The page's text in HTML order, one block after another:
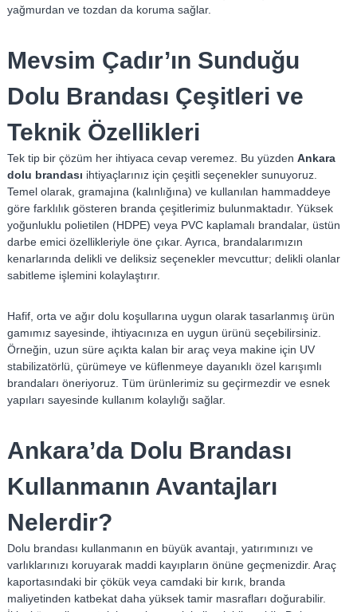
yağmurdan ve tozdan da koruma sağlar.
Mevsim Çadır’ın Sunduğu
Dolu Brandası Çeşitleri ve
Teknik Özellikleri
Tek tip bir çözüm her ihtiyaca cevap veremez. Bu yüzden Ankara
dolu brandası ihtiyaçlarınız için çeşitli seçenekler sunuyoruz.
Temel olarak, gramajına (kalınlığına) ve kullanılan hammaddeye
göre farklılık gösteren branda çeşitlerimiz bulunmaktadır. Yüksek
yoğunluklu polietilen (HDPE) veya PVC kaplamalı brandalar, üstün
darbe emici özellikleriyle öne çıkar. Ayrıca, brandalarımızın
kenarlarında delikli ve deliksiz seçenekler mevcuttur; delikli olanlar
sabitleme işlemini kolaylaştırır.
Hafif, orta ve ağır dolu koşullarına uygun olarak tasarlanmış ürün
gamımız sayesinde, ihtiyacınıza en uygun ürünü seçebilirsiniz.
Örneğin, uzun süre açıkta kalan bir araç veya makine için UV
stabilizatörlü, çürümeye ve küflenmeye dayanıklı özel karışımlı
brandaları öneriyoruz. Tüm ürünlerimiz su geçirmezdir ve esnek
yapıları sayesinde kullanım kolaylığı sağlar.
Ankara’da Dolu Brandası
Kullanmanın Avantajları
Nelerdir?
Dolu brandası kullanmanın en büyük avantajı, yatırımınızı ve
varlıklarınızı koruyarak maddi kayıpların önüne geçmenizdir. Araç
kaportasındaki bir çökük veya camdaki bir kırık, branda
maliyetinden katbekat daha yüksek tamir masrafları doğurabilir.